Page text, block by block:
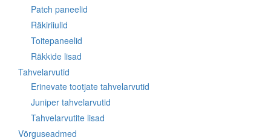
Patch paneelid
Räkiriiulid
Toitepaneelid
Räkkide lisad
Tahvelarvutid
Erinevate tootjate tahvelarvutid
Juniper tahvelarvutid
Tahvelarvutite lisad
Võrguseadmed